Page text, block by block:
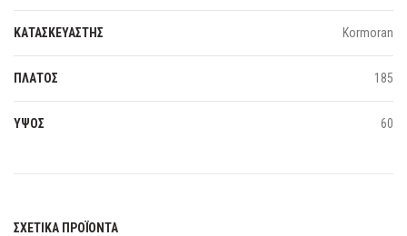
ΚΑΤΑΣΚΕΥΑΣΤΗΣ Kormoran
ΠΛΑΤΟΣ 185
ΥΨΟΣ 60
ΣΧΕΤΙΚΆ ΠΡΟΪΌΝΤΑ